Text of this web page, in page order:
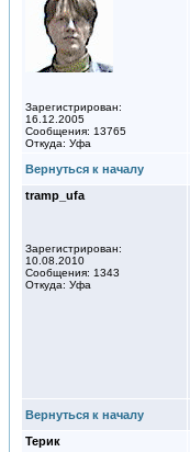
Зарегистрирован:
16.12.2005
Сообщения: 13765
Откуда: Уфа
Вернуться к началу
tramp_ufa
Зарегистрирован:
10.08.2010
Сообщения: 1343
Откуда: Уфа
Вернуться к началу
Терик